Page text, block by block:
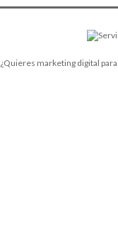
¿Quieres marketing digital